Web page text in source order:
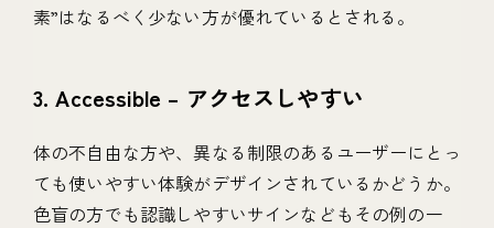
素”はなるべく少ない方が優れているとされる。
3. Accessible – アクセスしやすい
体の不自由な方や、異なる制限のあるユーザーにとっ
ても使いやすい体験がデザインされているかどうか。
色盲の方でも認識しやすいサインなどもその例の一